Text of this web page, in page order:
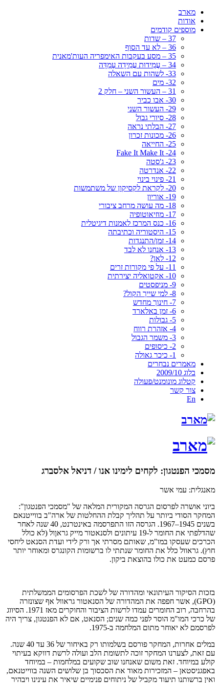
מארב
אודות
מוספים קודמים
37 – שדות
36 – לא עד הסוף
35 – מסע בעקבות האימפריה העות'מאנית
34 – עֲמִידוּת עֲמִידָה עֶמְדָּה
33- לשהות עם השאלה
32- מים
31 – העשור השני – חלק 2
30- אבו כביר
29- העשור השני
28- סיורי גבול
27- הבלתי נראה
26- מכונות זכרון
25- החייאה
24- Fake It Make It
23- ג'סטה
22- אנדרטה
21- פינוי בינוי
20- לקראת לקסיקון של משתמשות
19- אוריון
18- מה עושה מרחב ציבורי
17- מוזיאוטופיה
16- כנס המרכז לאמנות דיגיטלית
15- היסטוריה וכתיבתה
14- זמן/התנגדות
13- אנחנו לא לבד
12- לאן?
11- על פי מקורות זרים
10- אקטואליה יצירתית
9- מניפסטים
8- למי שייך הקול?
7- חינוך מחדש
6- זמן באלארד
5- גבולות
4- אזהרת רווח
3- משמר הגבול
2- כיסופים
1- כיכר גאולה
מאמרים נבחרים
בלוג 2009/10
קטלוג מונומנט/פעולה
צור קשר
En
מסמכי הפנטגון: לקחים לימינו אנו / דניאל אלסברג
מאנגלית: עמי אשר
ביוני אושרה לפרסום הגרסה המקורית המלאה של "מסמכי הפנטגון":
המחקר הסודי ביותר על תהליך קבלת ההחלטות של ארה"ב בווייטנאם
בשנים 1945–1967. הגרסה הזו התפרסמה באינטרנט, 40 שנה לאחר
שהדלפתי את החומר ל-19 עיתונים ולסנאטור מייק גראוֶול (לא כולל
הכרכים שעסקו במו"מ, שאותם מסרתי אך ורק לידי ועדת הסנאט ליחסי
חוץ). גראוול כלל את החומר שנתתי לו ברשומות הקונגרס ומאוחר יותר
פרסם כמעט את כולו בהוצאת ביקון.
בזכות הסיקור העיתונאי ומהדורה של לשכת הפרסומים הממשלתית
(GPO), אשר חפפה את המהדורה של הסנאטור גראוול אף שצונזרה
בהרחבה, רוב החומרים עמדו לרשות הציבור והחוקרים מאז 1971. הסיווג
של כרכי המו"מ הוסר לפני כמה שנים; הסנאט, אם לא הפנטגון, צריך היה
לפרסמם לא יאוחר מתום המלחמה ב-1975.
במלים אחרות, המחקר פורסם בשלמותו רק באיחור של 36 עד 40 שנה.
עם זאת, לצערנו המחקר זוכה לתשומת הלב ועולה לרשת דווקא בעיתוי
קולע במיוחד. זאת משום שאנחנו שוב שקועים במלחמות – במיוחד
באפגניסטאן – המזכירות מאוד את הסכסוך בן שלושים השנה בווייטנאם,
ואין ברשותנו תיעוד מקביל של ניתוחים פנימיים שיאיר את עינינו ויבהיר